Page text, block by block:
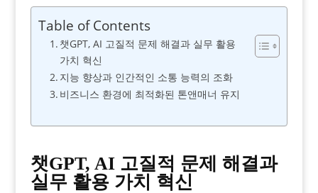
Table of Contents
챗GPT, AI 고질적 문제 해결과 실무 활용
가치 혁신
지능 향상과 인간적인 소통 능력의 조화
비즈니스 환경에 최적화된 톤앤매너 유지
챗GPT, AI 고질적 문제 해결과
실무 활용 가치 혁신